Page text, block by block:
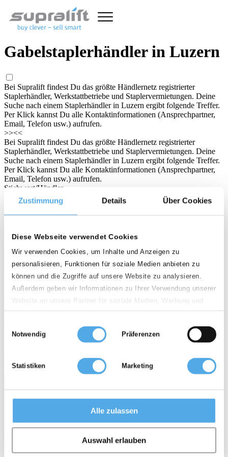
Zustimmung Details Über Cookies
Diese Webseite verwendet Cookies
Wir verwenden Cookies, um Inhalte und Anzeigen zu
personalisieren, Funktionen für soziale Medien anbieten zu
können und die Zugriffe auf unsere Website zu analysieren.
Außerdem geben wir Informationen zu Ihrer Verwendung unserer
Website an unsere Partner für soziale Medien, Werbung und
Analysen weiter. Unsere Partner führen diese Informationen
möglicherweise mit weiteren Daten zusammen, die Sie ihnen
bereitgestellt haben oder die sie im Rahmen Ihrer Nutzung der
Notwendig Präferenzen
Statistiken Marketing
Alle zulassen
Auswahl erlauben
Gabelstaplerhändler in Luzern
Bei Supralift findest Du das größte Händlernetz registrierter
Staplerhändler, Werkstattbetriebe und Staplervermietungen. Deine
Suche nach einem Staplerhändler in Luzern ergibt folgende Treffer.
Per Klick kannst Du alle Kontaktinformationen (Ansprechpartner,
Email, Telefon usw.) aufrufen.
>><<
Bei Supralift findest Du das größte Händlernetz registrierter
Staplerhändler, Werkstattbetriebe und Staplervermietungen. Deine
Suche nach einem Staplerhändler in Luzern ergibt folgende Treffer.
Per Klick kannst Du alle Kontaktinformationen (Ansprechpartner,
Email, Telefon usw.) aufrufen.
Stichwort/Händler
Deutschland
PLZ
Entfernung
Gebrauchtstapler Zubehör
Gabelstapler Wissen
News
AGBDatenschutzImpressum
Für HändlerWerbung
Gebrauchte Gabelstapler